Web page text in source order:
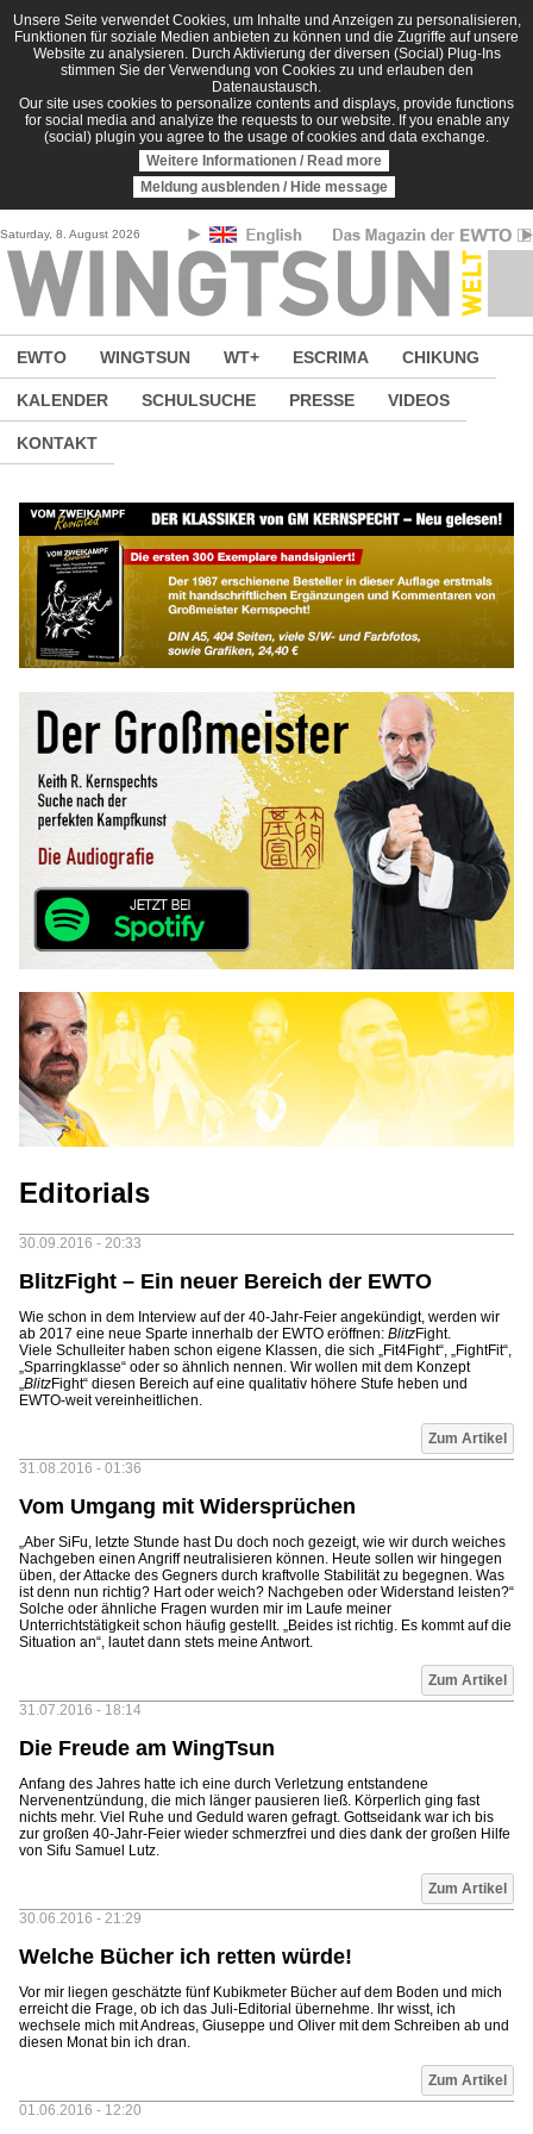
Direkt zum Inhalt
Unsere Seite verwendet Cookies, um Inhalte und Anzeigen zu personalisieren,
Funktionen für soziale Medien anbieten zu können und die Zugriffe auf unsere
Website zu analysieren. Durch Aktivierung der diversen (Social) Plug-Ins
stimmen Sie der Verwendung von Cookies zu und erlauben den
Datenaustausch.
Our site uses cookies to personalize contents and displays, provide functions
for social media and analyize the requests to our website. If you enable any
(social) plugin you agree to the usage of cookies and data exchange.
Weitere Informationen / Read more
Meldung ausblenden / Hide message
Saturday, 8. August 2026
EWTO WINGTSUN WT+ ESCRIMA CHIKUNG
KALENDER SCHULSUCHE PRESSE VIDEOS
KONTAKT
Editorials
30.09.2016 - 20:33
BlitzFight – Ein neuer Bereich der EWTO
Wie schon in dem Interview auf der 40-Jahr-Feier angekündigt, werden wir
ab 2017 eine neue Sparte innerhalb der EWTO eröffnen: BlitzFight.
Viele Schulleiter haben schon eigene Klassen, die sich „Fit4Fight“, „FightFit“,
„Sparringklasse“ oder so ähnlich nennen. Wir wollen mit dem Konzept
„BlitzFight“ diesen Bereich auf eine qualitativ höhere Stufe heben und
EWTO-weit vereinheitlichen.
Zum Artikel
31.08.2016 - 01:36
Vom Umgang mit Widersprüchen
„Aber SiFu, letzte Stunde hast Du doch noch gezeigt, wie wir durch weiches
Nachgeben einen Angriff neutralisieren können. Heute sollen wir hingegen
üben, der Attacke des Gegners durch kraftvolle Stabilität zu begegnen. Was
ist denn nun richtig? Hart oder weich? Nachgeben oder Widerstand leisten?“
Solche oder ähnliche Fragen wurden mir im Laufe meiner
Unterrichtstätigkeit schon häufig gestellt. „Beides ist richtig. Es kommt auf die
Situation an“, lautet dann stets meine Antwort.
Zum Artikel
31.07.2016 - 18:14
Die Freude am WingTsun
Anfang des Jahres hatte ich eine durch Verletzung entstandene
Nervenentzündung, die mich länger pausieren ließ. Körperlich ging fast
nichts mehr. Viel Ruhe und Geduld waren gefragt. Gottseidank war ich bis
zur großen 40-Jahr-Feier wieder schmerzfrei und dies dank der großen Hilfe
von Sifu Samuel Lutz.
Zum Artikel
30.06.2016 - 21:29
Welche Bücher ich retten würde!
Vor mir liegen geschätzte fünf Kubikmeter Bücher auf dem Boden und mich
erreicht die Frage, ob ich das Juli-Editorial übernehme. Ihr wisst, ich
wechsele mich mit Andreas, Giuseppe und Oliver mit dem Schreiben ab und
diesen Monat bin ich dran.
Zum Artikel
01.06.2016 - 12:20